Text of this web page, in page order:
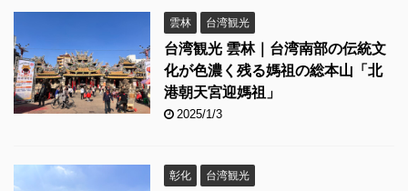
雲林 台湾観光
台湾観光 雲林｜台湾南部の伝統文
化が色濃く残る媽祖の総本山「北
港朝天宮迎媽祖」
2025/1/3
彰化 台湾観光